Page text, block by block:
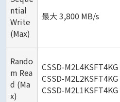
ntial
Write
(Max)
最大 3,800 MB/s
Rando
m Rea
d (Ma
x)
CSSD-
CSSD-
CSSD-